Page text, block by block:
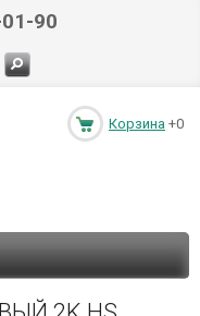
90
Корзина +0